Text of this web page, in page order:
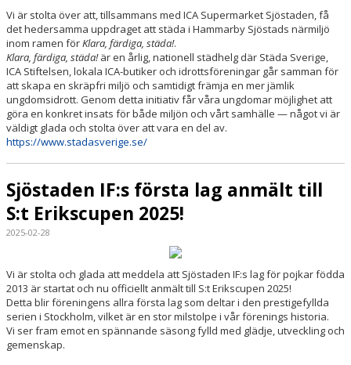
Vi är stolta över att, tillsammans med ICA Supermarket Sjöstaden, få
det hedersamma uppdraget att städa i Hammarby Sjöstads närmiljö
inom ramen förKlara, färdiga, städa!.
Klara, färdiga, städa!är en årlig, nationell städhelg där Städa Sverige,
ICA Stiftelsen, lokala ICA-butiker och idrottsföreningar går samman för
att skapa en skräpfri miljö och samtidigt främja en mer jämlik
ungdomsidrott. Genom detta initiativ får våra ungdomar möjlighet att
göra en konkret insats för både miljön och vårt samhälle — något vi är
väldigt glada och stolta över att vara en del av.
https://www.stadasverige.se/
Sjöstaden IF:s första lag anmält till
S:t Erikscupen 2025!
2025-02-28
Vi är stolta och glada att meddela att Sjöstaden IF:s lag för pojkar födda
2013 är startat och nu officiellt anmält till S:t Erikscupen 2025!
Detta blir föreningens allra första lag som deltar i den prestigefyllda
serien i Stockholm, vilket är en stor milstolpe i vår förenings historia.
Vi ser fram emot en spännande säsong fylld med glädje, utveckling och
gemenskap.